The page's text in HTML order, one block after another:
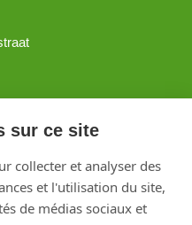
sur ce site
collecter et analyser des
et l'utilisation du site,
de médias sociaux et